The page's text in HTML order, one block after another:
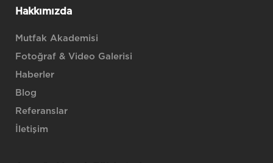
Hakkımızda
Mutfak Akademisi
Fotoğraf & Video Galerisi
Haberler
Blog
Referanslar
İletişim